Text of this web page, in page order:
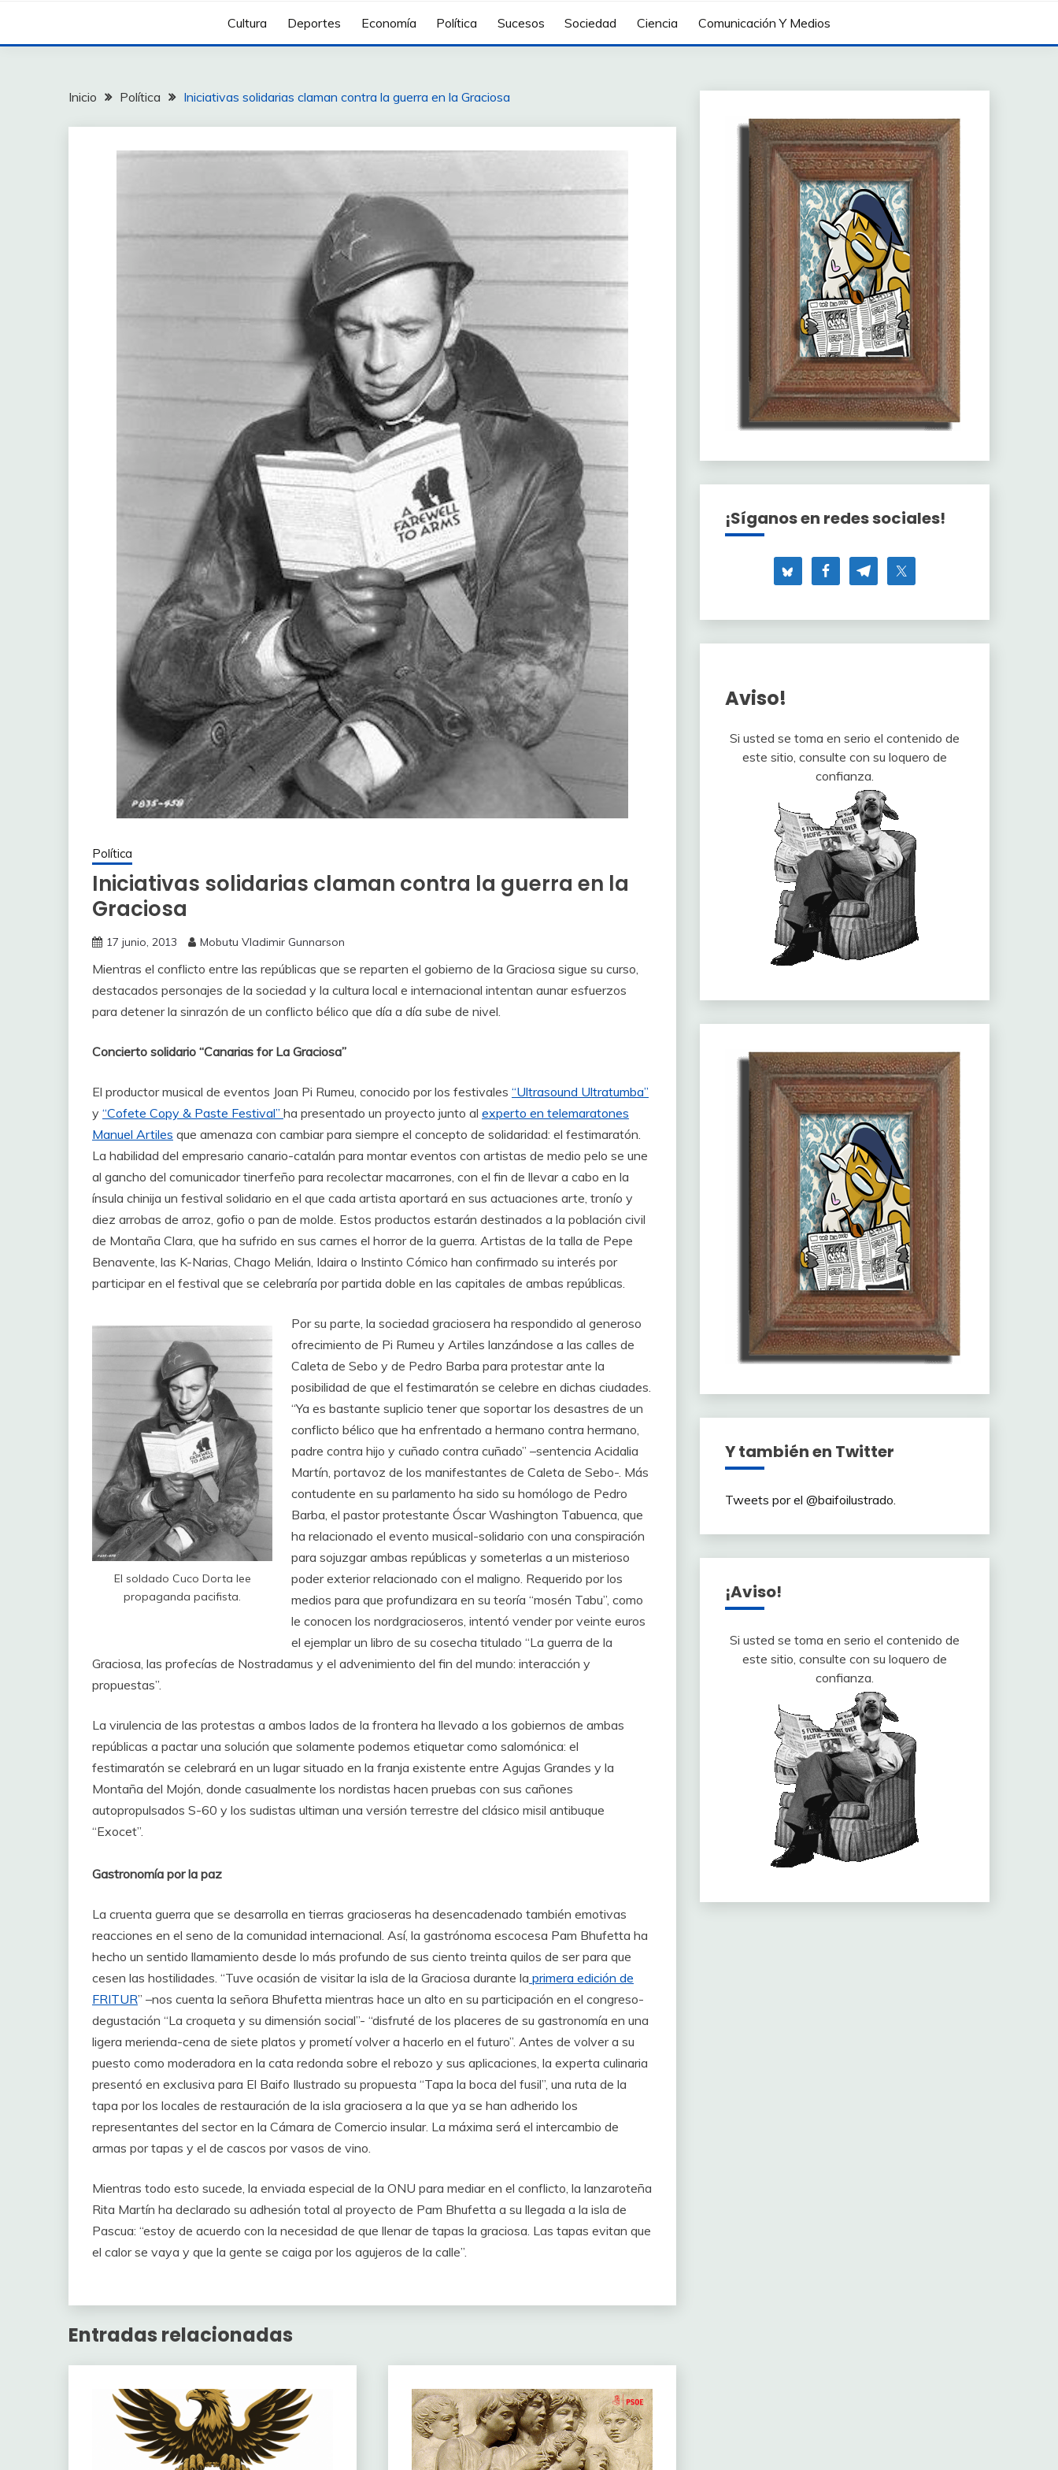
Cultura Deportes Economía Política Sucesos Sociedad Ciencia Comunicación Y Medios
Inicio Política Iniciativas solidarias claman contra la guerra en la Graciosa
Política
Iniciativas solidarias claman contra la guerra en la
Graciosa
17 junio, 2013 Mobutu Vladimir Gunnarson
Mientras el conflicto entre las repúblicas que se reparten el gobierno de la Graciosa sigue su curso,
destacados personajes de la sociedad y la cultura local e internacional intentan aunar esfuerzos
para detener la sinrazón de un conflicto bélico que día a día sube de nivel.
Concierto solidario “Canarias for La Graciosa”
El productor musical de eventos Joan Pi Rumeu, conocido por los festivales “Ultrasound Ultratumba”
y “Cofete Copy & Paste Festival” ha presentado un proyecto junto al experto en telemaratones
Manuel Artiles que amenaza con cambiar para siempre el concepto de solidaridad: el festimaratón.
La habilidad del empresario canario-catalán para montar eventos con artistas de medio pelo se une
al gancho del comunicador tinerfeño para recolectar macarrones, con el fin de llevar a cabo en la
ínsula chinija un festival solidario en el que cada artista aportará en sus actuaciones arte, tronío y
diez arrobas de arroz, gofio o pan de molde. Estos productos estarán destinados a la población civil
de Montaña Clara, que ha sufrido en sus carnes el horror de la guerra. Artistas de la talla de Pepe
Benavente, las K-Narias, Chago Melián, Idaira o Instinto Cómico han confirmado su interés por
participar en el festival que se celebraría por partida doble en las capitales de ambas repúblicas.
El soldado Cuco Dorta lee
propaganda pacifista.
Por su parte, la sociedad graciosera ha respondido al generoso
ofrecimiento de Pi Rumeu y Artiles lanzándose a las calles de
Caleta de Sebo y de Pedro Barba para protestar ante la
posibilidad de que el festimaratón se celebre en dichas ciudades.
“Ya es bastante suplicio tener que soportar los desastres de un
conflicto bélico que ha enfrentado a hermano contra hermano,
padre contra hijo y cuñado contra cuñado” –sentencia Acidalia
Martín, portavoz de los manifestantes de Caleta de Sebo-. Más
contudente en su parlamento ha sido su homólogo de Pedro
Barba, el pastor protestante Óscar Washington Tabuenca, que
ha relacionado el evento musical-solidario con una conspiración
para sojuzgar ambas repúblicas y someterlas a un misterioso
poder exterior relacionado con el maligno. Requerido por los
medios para que profundizara en su teoría “mosén Tabu”, como
le conocen los nordgracioseros, intentó vender por veinte euros
el ejemplar un libro de su cosecha titulado “La guerra de la
Graciosa, las profecías de Nostradamus y el advenimiento del fin del mundo: interacción y
propuestas”.
La virulencia de las protestas a ambos lados de la frontera ha llevado a los gobiernos de ambas
repúblicas a pactar una solución que solamente podemos etiquetar como salomónica: el
festimaratón se celebrará en un lugar situado en la franja existente entre Agujas Grandes y la
Montaña del Mojón, donde casualmente los nordistas hacen pruebas con sus cañones
autopropulsados S-60 y los sudistas ultiman una versión terrestre del clásico misil antibuque
“Exocet”.
Gastronomía por la paz
La cruenta guerra que se desarrolla en tierras gracioseras ha desencadenado también emotivas
reacciones en el seno de la comunidad internacional. Así, la gastrónoma escocesa Pam Bhufetta ha
hecho un sentido llamamiento desde lo más profundo de sus ciento treinta quilos de ser para que
cesen las hostilidades. “Tuve ocasión de visitar la isla de la Graciosa durante la primera edición de
FRITUR” –nos cuenta la señora Bhufetta mientras hace un alto en su participación en el congreso-
degustación “La croqueta y su dimensión social”- “disfruté de los placeres de su gastronomía en una
ligera merienda-cena de siete platos y prometí volver a hacerlo en el futuro”. Antes de volver a su
puesto como moderadora en la cata redonda sobre el rebozo y sus aplicaciones, la experta culinaria
presentó en exclusiva para El Baifo Ilustrado su propuesta “Tapa la boca del fusil”, una ruta de la
tapa por los locales de restauración de la isla graciosera a la que ya se han adherido los
representantes del sector en la Cámara de Comercio insular. La máxima será el intercambio de
armas por tapas y el de cascos por vasos de vino.
Mientras todo esto sucede, la enviada especial de la ONU para mediar en el conflicto, la lanzaroteña
Rita Martín ha declarado su adhesión total al proyecto de Pam Bhufetta a su llegada a la isla de
Pascua: “estoy de acuerdo con la necesidad de que llenar de tapas la graciosa. Las tapas evitan que
el calor se vaya y que la gente se caiga por los agujeros de la calle”.
Entradas relacionadas
¡Síganos en redes sociales!
Aviso!
Si usted se toma en serio el contenido de
este sitio, consulte con su loquero de
confianza.
Y también en Twitter
Tweets por el @baifoilustrado.
¡Aviso!
Si usted se toma en serio el contenido de
este sitio, consulte con su loquero de
confianza.